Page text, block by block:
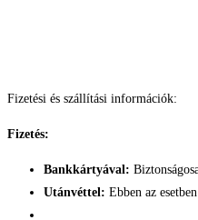
Fizetési és szállítási információk:
Fizetés:
Bankkártyával:
Utánvéttel: Ebben az